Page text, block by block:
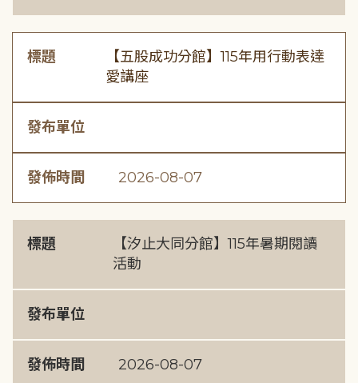
標題
【五股成功分館】115年用行動表達
愛講座
發布單位
發佈時間 2026-08-07
標題
【汐止大同分館】115年暑期閱讀
活動
發布單位
發佈時間 2026-08-07